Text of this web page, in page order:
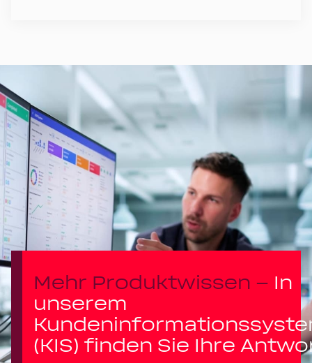
Mehr Produktwissen – In
unserem
(KIS) finden Sie Ihre